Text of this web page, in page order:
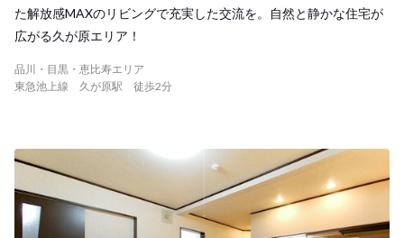
た解放感MAXのリビングで充実した交流を。自然と静かな住宅が
広がる久が原エリア！
品川・目黒・恵比寿エリア
東急池上線 久が原駅 徒歩2分